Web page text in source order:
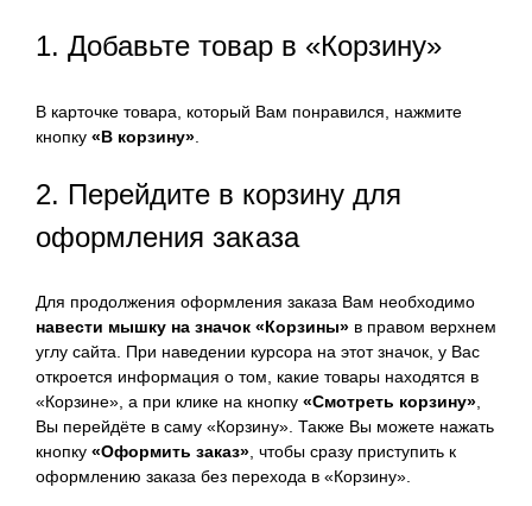
1. Добавьте товар в «Корзину»
В карточке товара, который Вам понравился, нажмите
кнопку «В корзину»
2. Перейдите в корзину для
оформления заказа
Для продолжения оформления заказа Вам необходимо
навести мышку на значок «Корзины» в правом верхнем
углу сайта. При наведении курсора на этот значок, у Вас
откроется информация о том, какие товары находятся в
«Корзине», а при клике на кнопку «Смотреть корзину»
Вы перейдёте в саму «Корзину». Также Вы можете нажать
кнопку «Оформить заказ» , чтобы сразу приступить к
оформлению заказа без перехода в «Корзину».